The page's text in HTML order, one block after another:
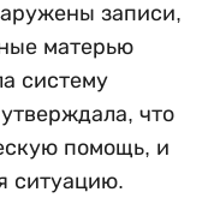
записи,
матерью
систему
что
помощь, и
ситуацию.